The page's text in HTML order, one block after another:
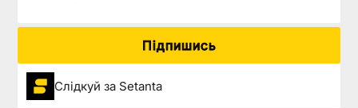
Підпишись
Слідкуй за Setanta